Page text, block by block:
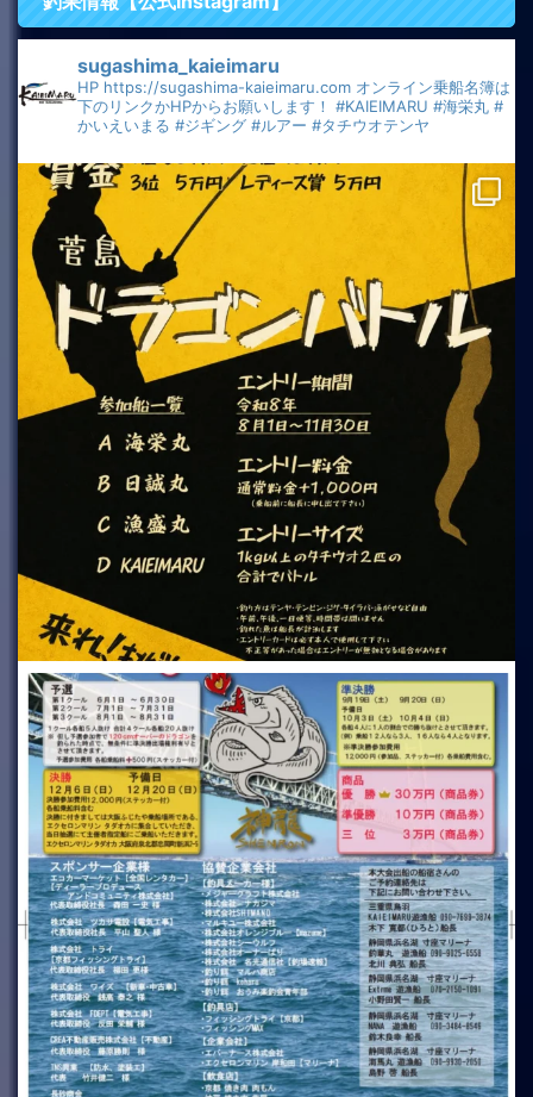
sugashima_kaieimaru
HP https://sugashima-kaieimaru.com オンライン乗船名簿は
下のリンクかHPからお願いします！ #KAIEIMARU #海栄丸 #
かいえいまる #ジギング #ルアー #タチウオテンヤ